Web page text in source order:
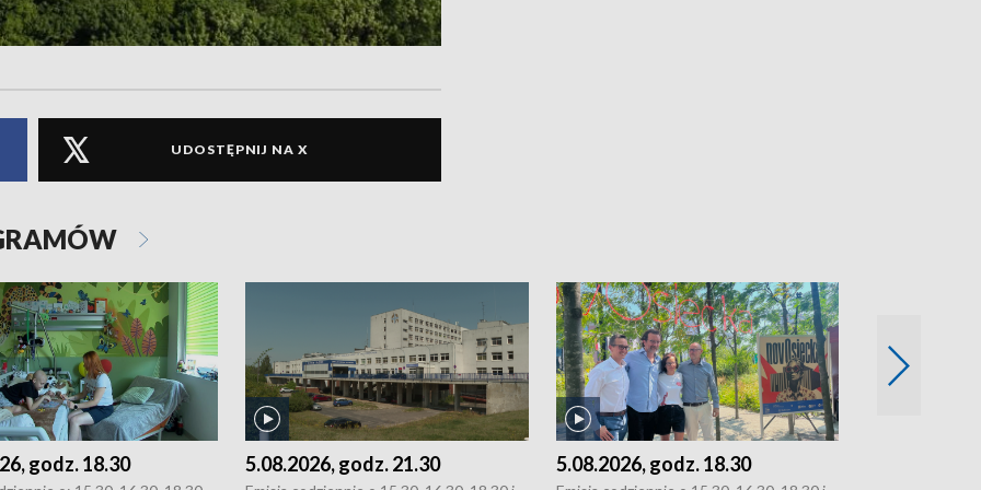
UDOSTĘPNIJ NA X
godz. 18.30 5.08.2026, godz. 21.30 5.08.2026, godz. 18.30